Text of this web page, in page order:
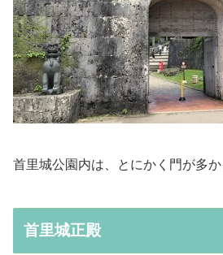
首里城公園内は、とにかく門が多か
首里城正殿